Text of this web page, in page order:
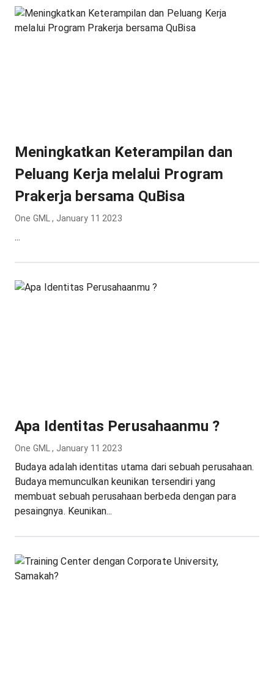
Meningkatkan Keterampilan dan
Peluang Kerja melalui Program
Prakerja bersama QuBisa
One GML, January 11 2023
...
Apa Identitas Perusahaanmu ?
One GML, January 11 2023
Budaya adalah identitas utama dari sebuah perusahaan.
Budaya memunculkan keunikan tersendiri yang
membuat sebuah perusahaan berbeda dengan para
pesaingnya. Keunikan...